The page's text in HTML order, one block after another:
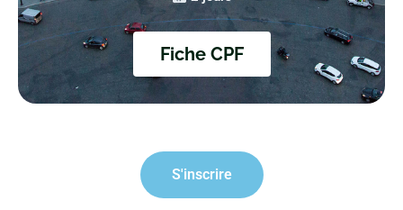
Fiche CPF
S'inscrire